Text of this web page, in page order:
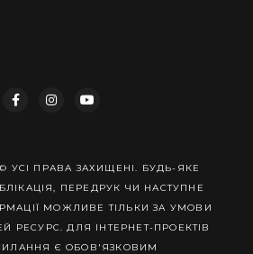
© УСІ ПРАВА ЗАХИЩЕНІ. БУДЬ-ЯКЕ
ПЕРЕДРУК ЧИ НАСТУПНЕ
МОЖЛИВЕ ТІЛЬКИ ЗА УМОВИ
РЕСУРС. ДЛЯ ІНТЕРНЕТ-ПРОЕКТІВ
Є ОБОВ'ЯЗКОВИМ